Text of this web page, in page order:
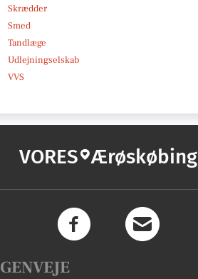
Skrædder
Smed
Tandlæge
Udlejningselskab
VVS
VORES Ærøskøbing
GENVEJE